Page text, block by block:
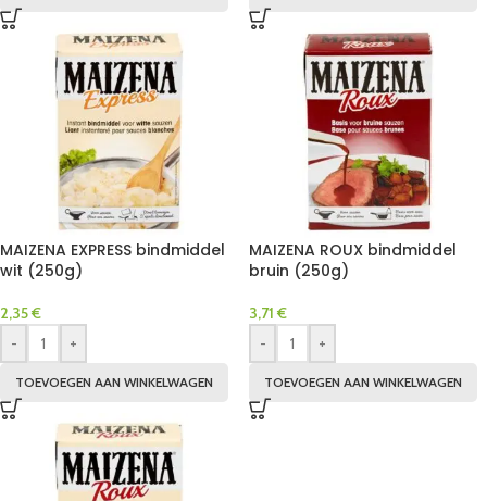
MAIZENA EXPRESS bindmiddel
wit (250g)
2,35€
-
+
TOEVOEGEN AAN WINKELWAGEN
MAIZENA ROUX bindmiddel
bruin (250g)
3,71 €
-
+
TOEVOEGEN AAN WINKELWAGEN